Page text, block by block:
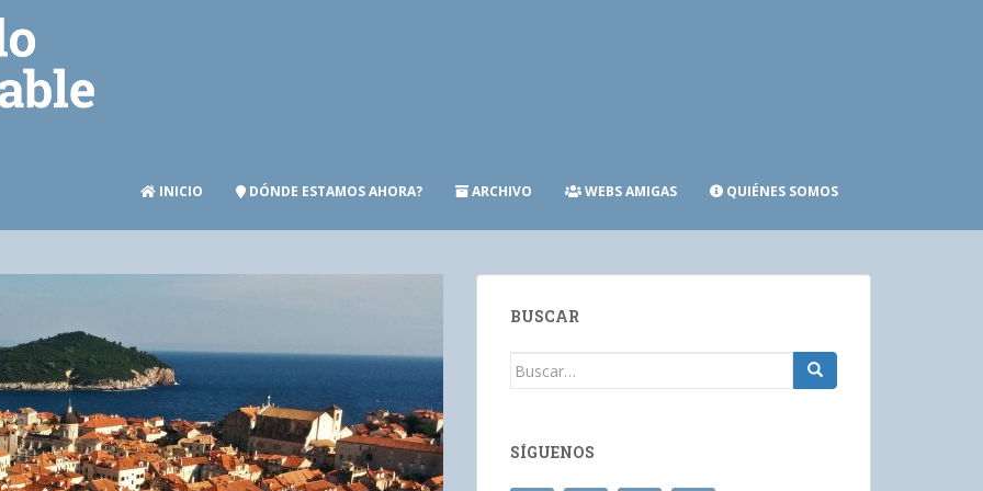
INICIO DÓNDE ESTAMOS AHORA? ARCHIVO WEBS AMIGAS QUIÉNES SOMOS
BUSCAR
Buscar:
SÍGUENOS